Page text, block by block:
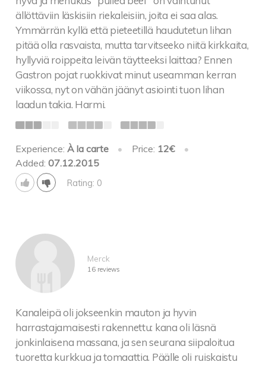
ällöttäviin läskisiin riekaleisiin, joita ei saa alas.
Ymmärrän kyllä että pieteetillä haudutetun lihan
pitää olla rasvaista, mutta tarvitseeko niitä kirkkaita,
hyllyviä roippeita leivän täytteeksi laittaa? Ennen
Gastron pojat ruokkivat minut useamman kerran
viikossa, nyt on vähän jäänyt asiointi tuon lihan
laadun takia. Harmi.
Experience:À la carte • Price: 12€
•
Added:07.12.2015
Rating: 0
Merck
16 reviews
Kanaleipä oli jokseenkin mauton ja hyvin
harrastajamaisesti rakennettu: kana oli läsnä
jonkinlaisena massana, ja sen seurana siipaloitua
tuoretta kurkkua ja tomaattia. Päälle oli ruiskaistu